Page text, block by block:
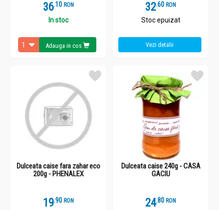
36.1 RON
In stoc
Adauga in cos
32.6 RON
Stoc epuizat
Vezi detalii
Dulceata caise fara zahar eco
200g - PHENALEX
19.9 RON
Dulceata caise 240g - CASA
GACIU
24.8 RON